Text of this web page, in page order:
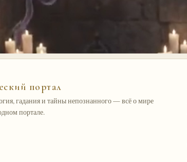
портал
гадания и тайны непознанного — всё о мире
портале.